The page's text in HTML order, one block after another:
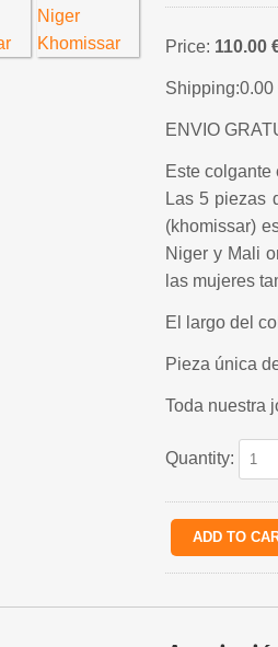
Price: 110.00
Shipping:0.00
ENVIO
Este colgante
Las 5 piezas
(khomissar)
Niger y Mali
las mujeres
El largo del
Pieza única
Toda nuestra
Quantity: